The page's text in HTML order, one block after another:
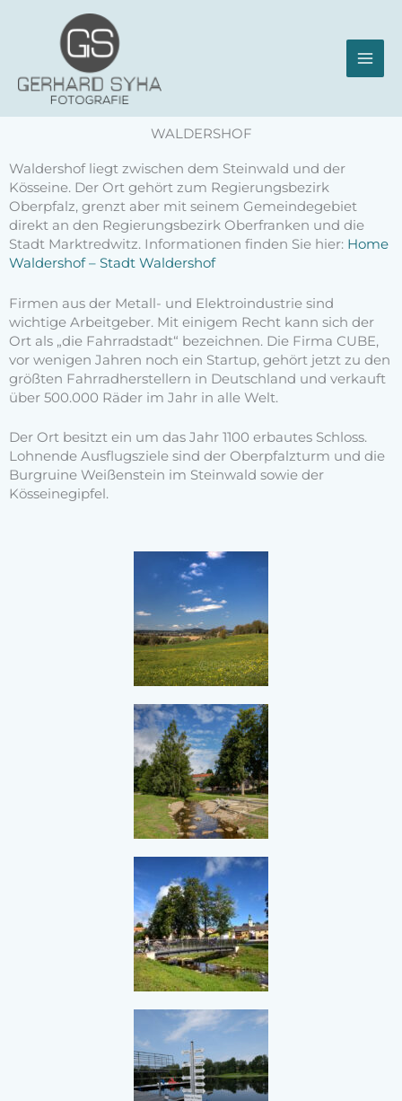
WALDERSHOF
Waldershof liegt zwischen dem Steinwald und der
Kösseine. Der Ort gehört zum Regierungsbezirk
Oberpfalz, grenzt aber mit seinem Gemeindegebiet
direkt an den Regierungsbezirk Oberfranken und die
Stadt Marktredwitz. Informationen finden Sie hier: Home
Waldershof – Stadt Waldershof
Firmen aus der Metall- und Elektroindustrie sind
wichtige Arbeitgeber. Mit einigem Recht kann sich der
Ort als „die Fahrradstadt“ bezeichnen. Die Firma CUBE,
vor wenigen Jahren noch ein Startup, gehört jetzt zu den
größten Fahrradherstellern in Deutschland und verkauft
über 500.000 Räder im Jahr in alle Welt.
Der Ort besitzt ein um das Jahr 1100 erbautes Schloss.
Lohnende Ausflugsziele sind der Oberpfalzturm und die
Burgruine Weißenstein im Steinwald sowie der
Kösseinegipfel.